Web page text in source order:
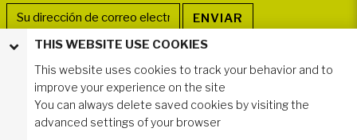
SÍGANOS
THIS WEBSITE USE COOKIES
This website uses cookies to track your behavior and to
improve your experience on the site
You can always delete saved cookies by visiting the
advanced settings of your browser